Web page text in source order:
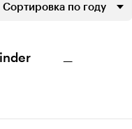
Сортировка по году
—